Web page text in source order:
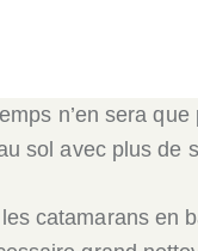
n’en sera
sol avec plus de
catamarans en